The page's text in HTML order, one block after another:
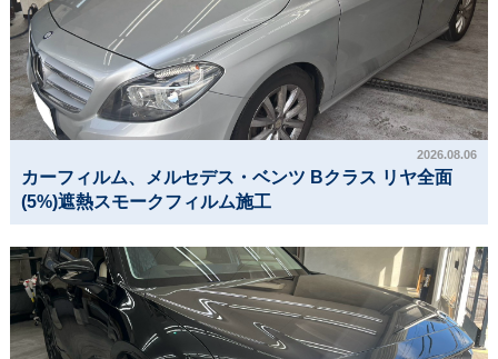
2026.08.06
カーフィルム、メルセデス・ベンツ Bクラス リヤ全面
(5%)遮熱スモークフィルム施工